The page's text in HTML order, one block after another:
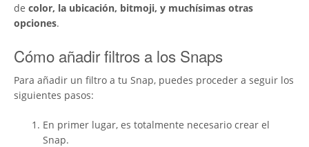
de color, la ubicación, bitmoji, y muchísimas otras
opciones.
Cómo añadir filtros a los Snaps
Para añadir un filtro a tu Snap, puedes proceder a seguir los
siguientes pasos:
En primer lugar, es totalmente necesario crear el
Snap.